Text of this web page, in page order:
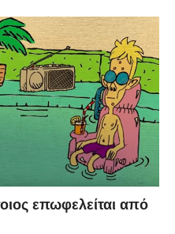
επωφελείται από